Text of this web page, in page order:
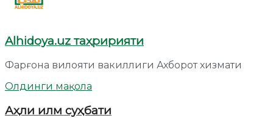
Alhidoya.uz таҳририяти
Фарғона вилояти вакиллиги Ахборот хизмати
Олдинги мақола
Аҳли илм суҳбати